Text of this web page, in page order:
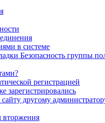
в системе
Безопасность группы
регистрацией
зарегистрировались
другому
вторжения